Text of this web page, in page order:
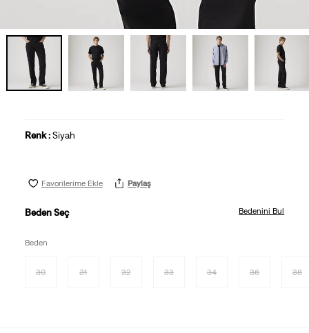
Renk :Siyah
Favorilerime Ekle Paylaş
Beden Seç Bedenini Bul
Beden
30 31 32 33 34 36 38